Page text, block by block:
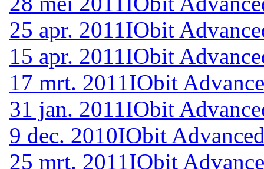
25 apr. 2011 IObit
15 apr. 2011 IObit
17 mrt. 2011 IObit
31 jan. 2011 IObit
9 dec. 2010IObit
25 mrt. 2011 IObit